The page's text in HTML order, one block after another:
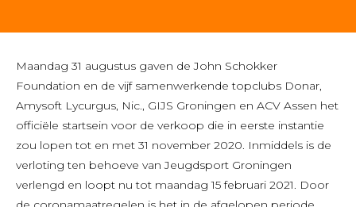
Maandag 31 augustus gaven de John Schokker
Foundation en de vijf samenwerkende topclubs Donar,
Amysoft Lycurgus, Nic., GIJS Groningen en ACV Assen het
officiële startsein voor de verkoop die in eerste instantie
zou lopen tot en met 31 november 2020. Inmiddels is de
verloting ten behoeve van Jeugdsport Groningen
verlengd en loopt nu tot maandag 15 februari 2021. Door